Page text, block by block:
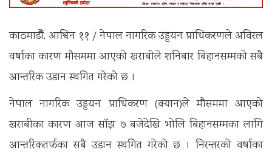
काठमाडौँ, आश्विन ११ / नेपाल नागरिक उड्डयन प्राधिकरणले अविरल
वर्षाका कारण मौसममा आएको खराबीले शनिबार बिहानसम्मको सबै
आन्तरिक उडान स्थगित गरेको छ ।
नेपाल नागरिक उड्डयन प्राधिकरण (क्यान)ले मौसममा आएको
खराबीका कारण आज साँझ ७ बजेदेखि भोलि बिहानसम्मका लागि
आन्तरिकतर्फका सबै उडान स्थगित गरेको छ । निरन्तरको वर्षाका